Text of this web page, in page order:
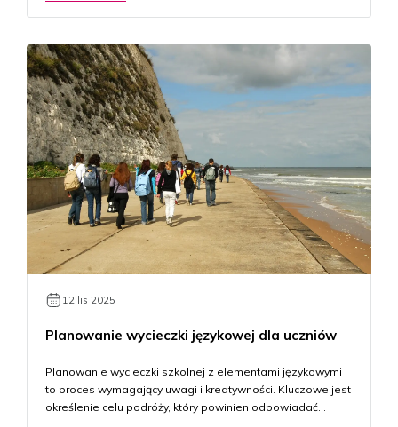
12 lis 2025
Planowanie wycieczki językowej dla uczniów
Planowanie wycieczki szkolnej z elementami językowymi
to proces wymagający uwagi i kreatywności. Kluczowe jest
określenie celu podróży, który powinien odpowiadać…